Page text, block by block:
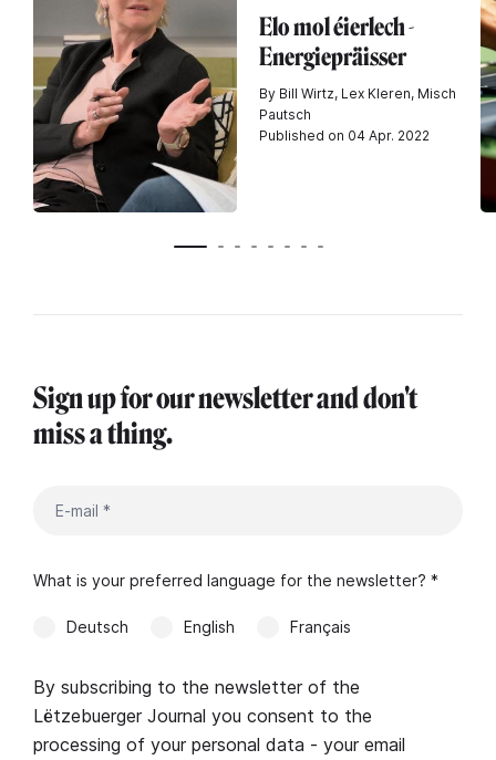
Elo mol éierlech -
Energiepräisser
By Bill Wirtz, Lex Kleren, Misch
Pautsch
Published on 04 Apr. 2022
Sign up for our newsletter and don't
miss a thing.
What is your preferred language for the newsletter? *
Deutsch English Français
By subscribing to the newsletter of the
Lëtzebuerger Journal you consent to the
processing of your personal data - your email